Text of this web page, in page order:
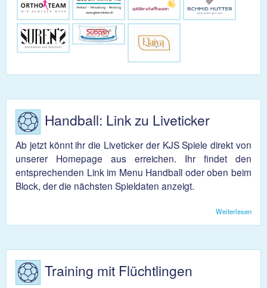
Handball: Link zu Liveticker
Ab jetzt könnt ihr die Liveticker der KJS Spiele direkt von
unserer Homepage aus erreichen. Ihr findet den
entsprechenden Link im Menu Handball oder oben beim
Block, der die nächsten Spieldaten anzeigt.
Weiterlesen
Training mit Flüchtlingen